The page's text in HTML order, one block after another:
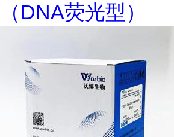
（DNA荧光型）